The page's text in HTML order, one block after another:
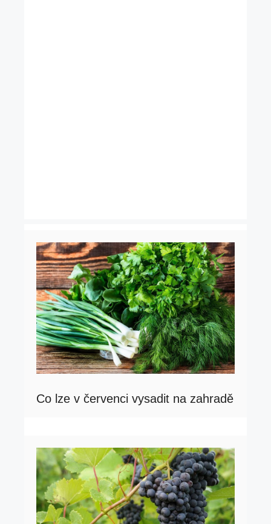
Co lze v červenci vysadit na zahradě